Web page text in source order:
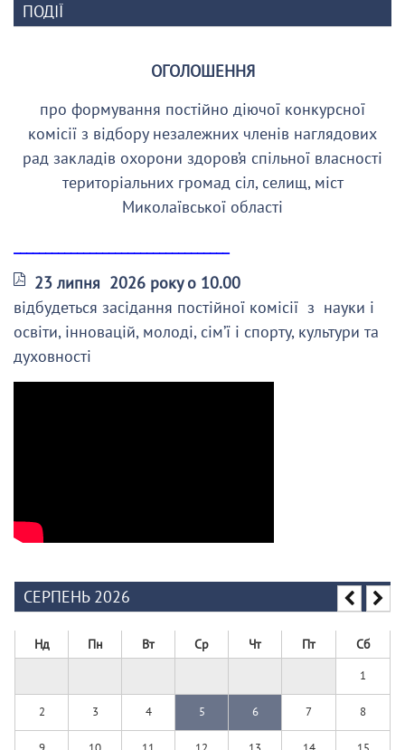
ПОДІЇ
ОГОЛОШЕННЯ
про формування постійно діючої конкурсної
комісії з відбору незалежних членів наглядових
рад закладів охорони здоров’я спільної власності
територіальних громад сіл, селищ, міст
Миколаївської області
23 липня 2026 року о 10.00
відбудеться засідання постійної комісії з науки і
освіти, інновацій, молоді, сім’ї і спорту, культури та
духовності
СЕРПЕНЬ 2026
Нд Пн Вт Ср Чт Пт Сб
1
2 3 4 5 6 7 8